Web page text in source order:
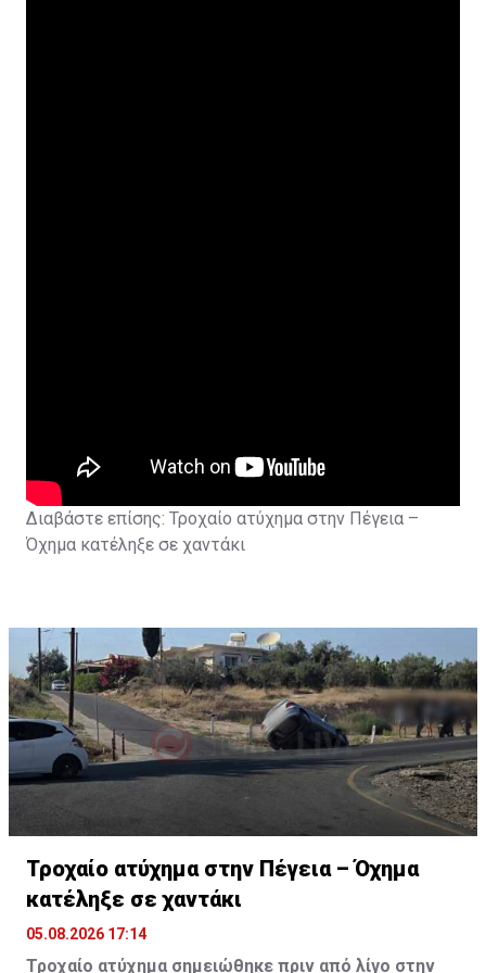
Διαβάστε επίσης: Τροχαίο ατύχημα στην Πέγεια –
Όχημα κατέληξε σε χαντάκι
Τροχαίο ατύχημα στην Πέγεια – Όχημα
κατέληξε σε χαντάκι
05.08.2026 17:14
Τροχαίο ατύχημα σημειώθηκε πριν από λίγο στην